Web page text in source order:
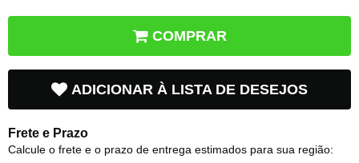
COMPRAR
ADICIONAR À LISTA DE DESEJOS
Frete e Prazo
Calcule o frete e o prazo de entrega estimados para sua região: